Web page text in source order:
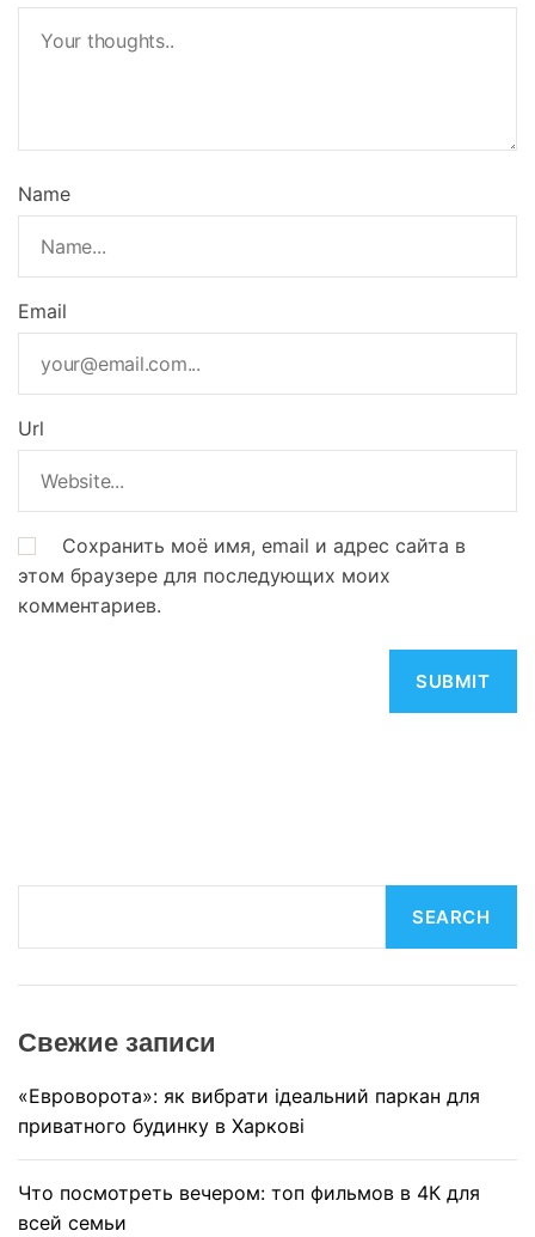
Name
Email
Url
Сохранить моё имя, email и адрес сайта в
этом браузере для последующих моих
комментариев.
r
h
SEARCH
Свежие записи
«Евроворота»: як вибрати ідеальний паркан для
приватного будинку в Харкові
Что посмотреть вечером: топ фильмов в 4К для
всей семьи